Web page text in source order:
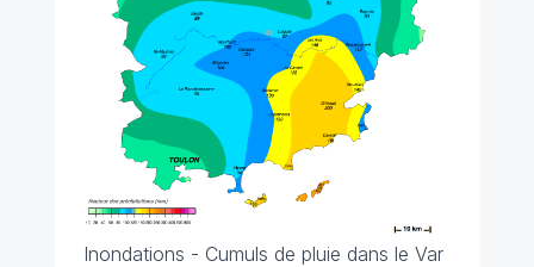
Inondations - Cumuls de pluie dans le Var